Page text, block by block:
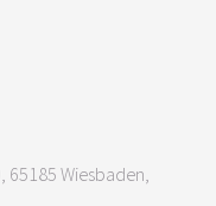
Wiesbaden,